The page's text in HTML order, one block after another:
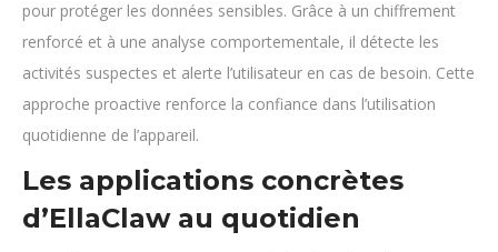
pour protéger les données sensibles. Grâce à un chiffrement
renforcé et à une analyse comportementale, il détecte les
activités suspectes et alerte l’utilisateur en cas de besoin. Cette
approche proactive renforce la confiance dans l’utilisation
quotidienne de l’appareil.
Les applications concrètes
d’EllaClaw au quotidien